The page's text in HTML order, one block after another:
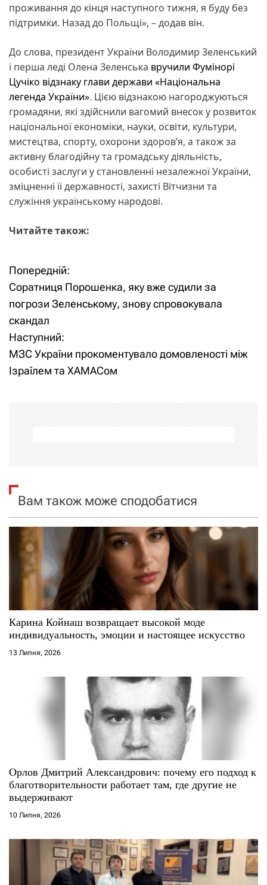
проживання до кінця наступного тижня, я буду без
підтримки. Назад до Польщі», – додав він.
До слова, президент України Володимир Зеленський
і перша леді Олена Зеленська вручили Фумінорі
Цучіко відзнаку глави держави «Національна
легенда України». Цією відзнакою нагороджуються
громадяни, які здійснили вагомий внесок у розвиток
національної економіки, науки, освіти, культури,
мистецтва, спорту, охорони здоров’я, а також за
активну благодійну та громадську діяльність,
особисті заслуги у становленні незалежної України,
зміцненні її державності, захисті Вітчизни та
служіння українському народові.
Читайте також:
Н
а
в
і
г
а
ц
і
а
п
с
і
в
Попередній:
Соратниця Порошенка, яку вже судили за
погрози Зеленському, знову спровокувала
скандал
Наступний:
МЗС України прокоментувало домовленості між
Ізраїлем та ХАМАСом
Вам також може сподобатися
Карина Койнаш возвращает высокой моде
индивидуальность, эмоции и настоящее искусство
13 Липня, 2026
Орлов Дмитрий Александрович: почему его подход к
благотворительности работает там, где другие не
выдерживают
10 Липня, 2026